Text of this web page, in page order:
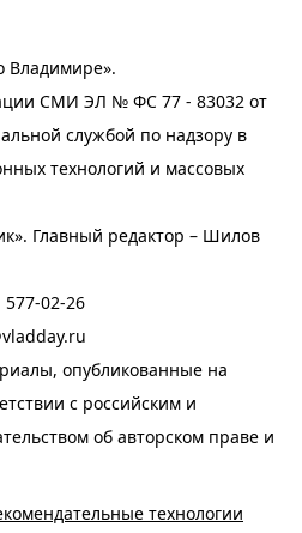
Владимире».
СМИ ЭЛ № ФС 77 - 83032 от
службой по надзору в
технологий и массовых
Главный редактор – Шилов
577-02-26
опубликованные на
с российским и
об авторском праве и
технологии